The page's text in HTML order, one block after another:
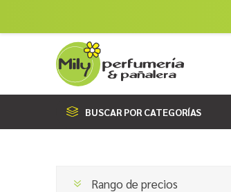
BUSCAR POR CATEGORÍAS
Rango de precios